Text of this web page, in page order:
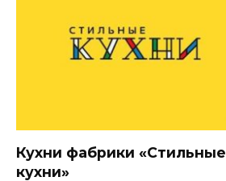
Кухни фабрики «Стильные
кухни»